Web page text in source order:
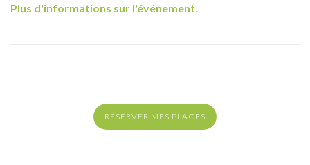
Plus d'informations sur l'événement
RÉSERVER MES PLACES